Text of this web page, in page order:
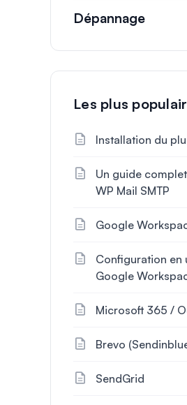
Dépannage
Les plus
Installation du
Un guide
WP Mail SMTP
Google
Configuration en
Google
Microsoft 365 /
Brevo
SendGrid